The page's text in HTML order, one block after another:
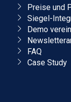
Preise und
Siegel-
Demo
FAQ
Case Study